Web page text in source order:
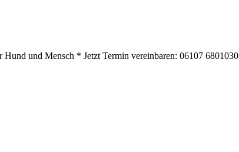
und Mensch * Jetzt Termin vereinbaren: 06107 6801030